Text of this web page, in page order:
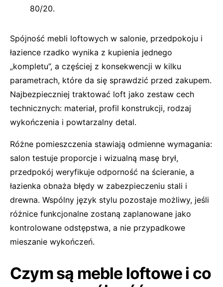
80/20.
Spójność mebli loftowych w salonie, przedpokoju i
łazience rzadko wynika z kupienia jednego
„kompletu”, a częściej z konsekwencji w kilku
parametrach, które da się sprawdzić przed zakupem.
Najbezpieczniej traktować loft jako zestaw cech
technicznych: materiał, profil konstrukcji, rodzaj
wykończenia i powtarzalny detal.
Różne pomieszczenia stawiają odmienne wymagania:
salon testuje proporcje i wizualną masę brył,
przedpokój weryfikuje odporność na ścieranie, a
łazienka obnaża błędy w zabezpieczeniu stali i
drewna. Wspólny język stylu pozostaje możliwy, jeśli
różnice funkcjonalne zostaną zaplanowane jako
kontrolowane odstępstwa, a nie przypadkowe
mieszanie wykończeń.
Czym są meble loftowe i co